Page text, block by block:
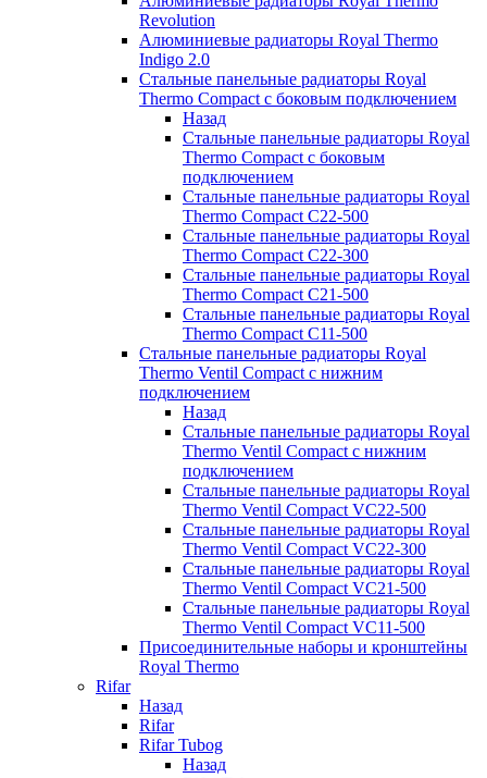
Revolution
Алюминиевые радиаторы Royal Thermo
Indigo 2.0
Стальные панельные радиаторы Royal
Thermo Compact с боковым подключением
Назад
Стальные панельные радиаторы Royal
Thermo Compact с боковым
подключением
Стальные панельные радиаторы Royal
Thermo Compact C22-500
Стальные панельные радиаторы Royal
Thermo Compact C22-300
Стальные панельные радиаторы Royal
Thermo Compact C21-500
Стальные панельные радиаторы Royal
Thermo Compact C11-500
Стальные панельные радиаторы Royal
Thermo Ventil Compact с нижним
подключением
Назад
Стальные панельные радиаторы Royal
Thermo Ventil Compact с нижним
подключением
Стальные панельные радиаторы Royal
Thermo Ventil Compact VC22-500
Стальные панельные радиаторы Royal
Thermo Ventil Compact VC22-300
Стальные панельные радиаторы Royal
Thermo Ventil Compact VC21-500
Стальные панельные радиаторы Royal
Thermo Ventil Compact VC11-500
Присоединительные наборы и кронштейны
Royal Thermo
Rifar
Назад
Rifar
Rifar Tubog
Назад